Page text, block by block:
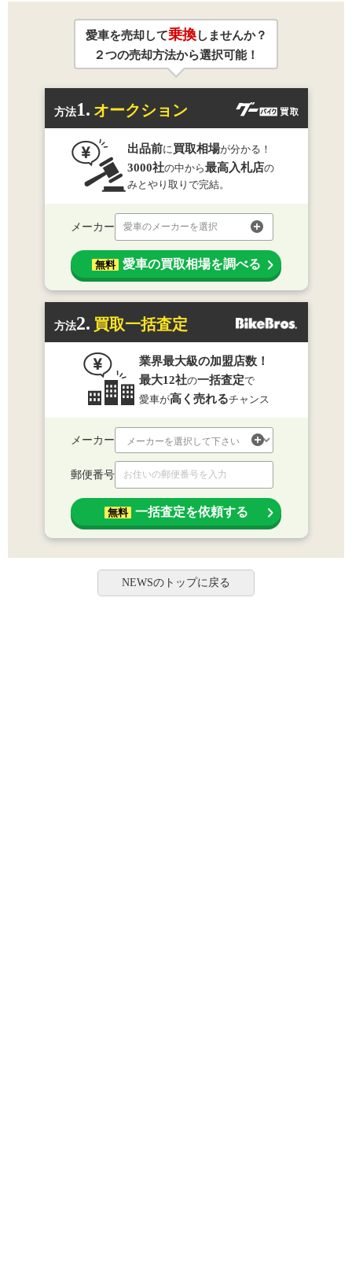
愛車を売却して乗換しませんか？
２つの売却方法から選択可能！
方法1. オークション
出品前に買取相場が分かる！
3000社の中から最高入札店の
みとやり取りで完結。
メーカー 愛車のメーカーを選択
無料 愛車の買取相場を調べる
方法2. 買取一括査定
業界最大級の加盟店数！
最大12社の一括査定で
愛車が高く売れるチャンス
メーカー
郵便番号
無料 一括査定を依頼する
NEWSのトップに戻る